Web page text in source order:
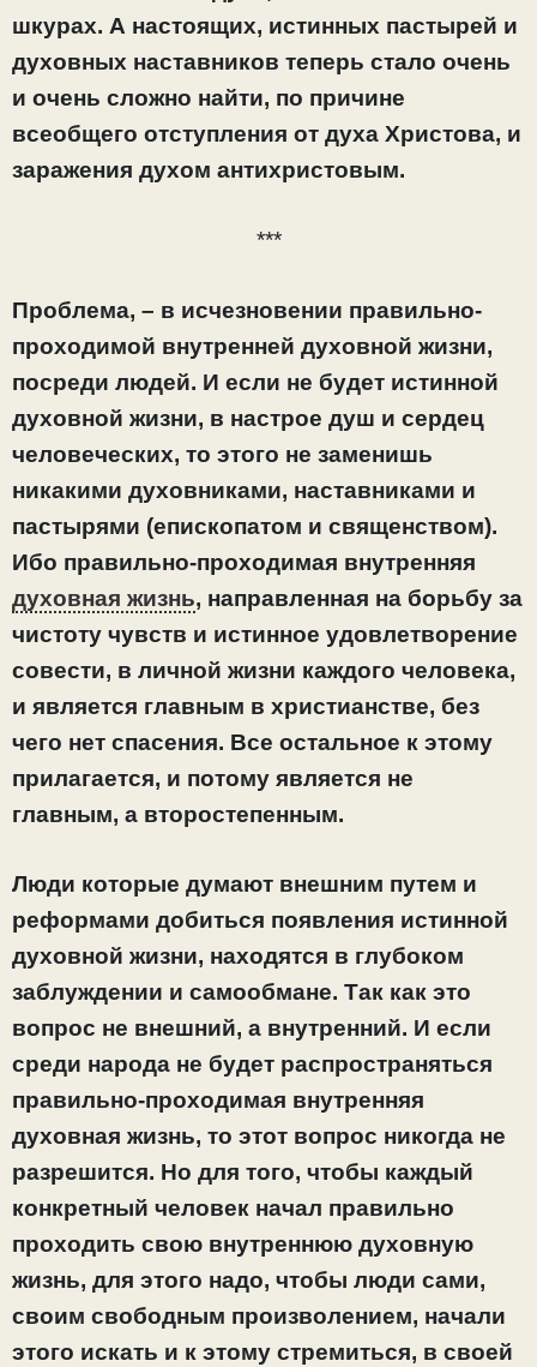
шкурах. А настоящих, истинных пастырей и
духовных наставников теперь стало очень
и очень сложно найти, по причине
всеобщего отступления от духа Христова, и
заражения духом антихристовым.
***
Проблема, – в исчезновении правильно-
проходимой внутренней духовной жизни,
посреди людей. И если не будет истинной
духовной жизни, в настрое душ и сердец
человеческих, то этого не заменишь
никакими духовниками, наставниками и
пастырями (епископатом и священством).
Ибо правильно-проходимая внутренняя
духовная жизнь, направленная на борьбу за
чистоту чувств и истинное удовлетворение
совести, в личной жизни каждого человека,
и является главным в христианстве, без
чего нет спасения. Все остальное к этому
прилагается, и потому является не
главным, а второстепенным.
Люди которые думают внешним путем и
реформами добиться появления истинной
духовной жизни, находятся в глубоком
заблуждении и самообмане. Так как это
вопрос не внешний, а внутренний. И если
среди народа не будет распространяться
правильно-проходимая внутренняя
духовная жизнь, то этот вопрос никогда не
разрешится. Но для того, чтобы каждый
конкретный человек начал правильно
проходить свою внутреннюю духовную
жизнь, для этого надо, чтобы люди сами,
своим свободным произволением, начали
этого искать и к этому стремиться, в своей